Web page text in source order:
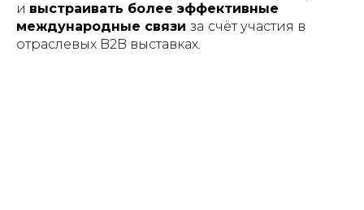
и выстраивать более эффективные
международные связи за счёт участия в
отраслевых B2B выставках.